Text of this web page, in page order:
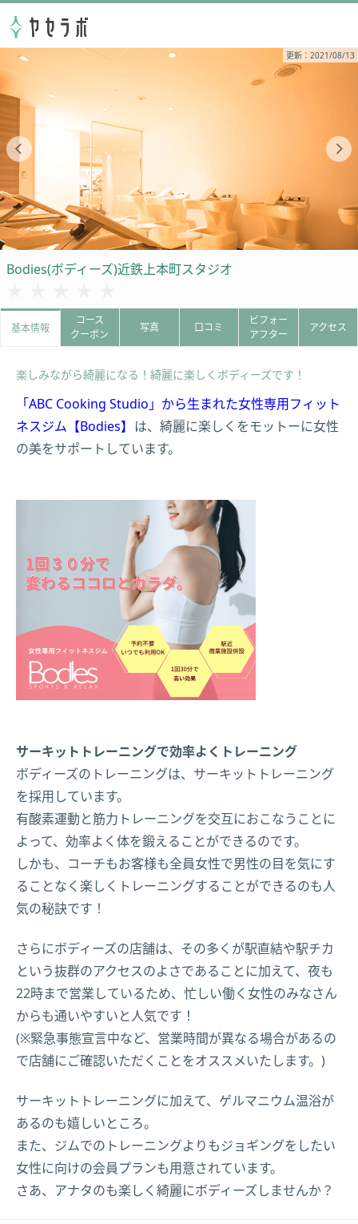
更新：2021/08/13
Bodies(ボディーズ)近鉄上本町スタジオ
基本情報
コース
クーポン
写真 口コミ
ビフォー
アフター
アクセス
楽しみながら綺麗になる！綺麗に楽しくボディーズです！
「ABC Cooking Studio」から生まれた女性専用フィット
ネスジム【Bodies】 は、綺麗に楽しくをモットーに女性
の美をサポートしています。
サーキットトレーニングで効率よくトレーニング
ボディーズのトレーニングは、サーキットトレーニング
を採用しています。
有酸素運動と筋力トレーニングを交互におこなうことに
よって、効率よく体を鍛えることができるのです。
しかも、コーチもお客様も全員女性で男性の目を気にす
ることなく楽しくトレーニングすることができるのも人
気の秘訣です！
さらにボディーズの店舗は、その多くが駅直結や駅チカ
という抜群のアクセスのよさであることに加えて、夜も
22時まで営業しているため、忙しい働く女性のみなさん
からも通いやすいと人気です！
(※緊急事態宣言中など、営業時間が異なる場合があるの
で店舗にご確認いただくことをオススメいたします。)
サーキットトレーニングに加えて、ゲルマニウム温浴が
あるのも嬉しいところ。
また、ジムでのトレーニングよりもジョギングをしたい
女性に向けの会員プランも用意されています。
さあ、アナタのも楽しく綺麗にボディーズしませんか？